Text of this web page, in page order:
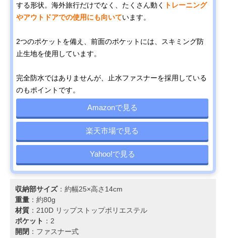
する形状。海外旅行だけでなく、たくさん動く
トレーニング
やアウトドアでの使用にも向いています。
2つのポケットを備え、前面のポケットには、スキミング防
止生地を使用しています。
完全防水ではありませんが、止水ファスナーを採用している
のもポイントです。
Amazonで見る
楽天市場で見る
Yahoo!で見る
収納部サイズ：約幅25×高さ14cm
重量 ：約80g
材質 ：210D リップストップポリエステル
ポケット ：2
開閉 ：ファスナー式